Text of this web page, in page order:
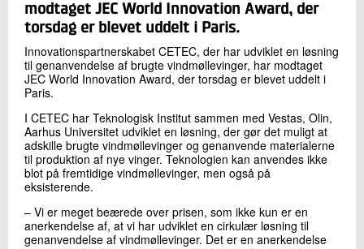
Send
modtaget JEC World Innovation Award, der
torsdag er blevet uddelt i Paris.
Innovationspartnerskabet CETEC, der har udviklet en løsning
til genanvendelse af brugte vindmøllevinger, har modtaget
JEC World Innovation Award, der torsdag er blevet uddelt i
Paris.
I CETEC har Teknologisk Institut sammen med Vestas, Olin,
Aarhus Universitet udviklet en løsning, der gør det muligt at
adskille brugte vindmøllevinger og genanvende materialerne
til produktion af nye vinger. Teknologien kan anvendes ikke
blot på fremtidige vindmøllevinger, men også på
eksisterende.
– Vi er meget beærede over prisen, som ikke kun er en
anerkendelse af, at vi har udviklet en cirkulær løsning til
genanvendelse af vindmøllevinger. Det er en anerkendelse